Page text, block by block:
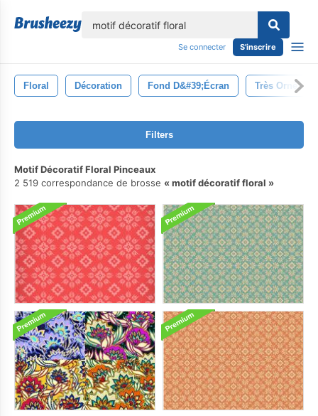
Se connecter S'inscrire
Floral Décoration Fond D&#39;écran Très Orné
Filters
Motif Décoratif Floral Pinceaux
2 519 correspondance de brosse
motif décoratif floral